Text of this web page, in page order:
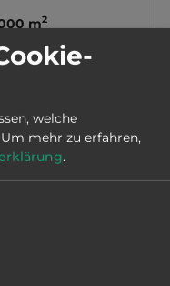
m2
779223
welche
Um mehr zu erfahren,
.